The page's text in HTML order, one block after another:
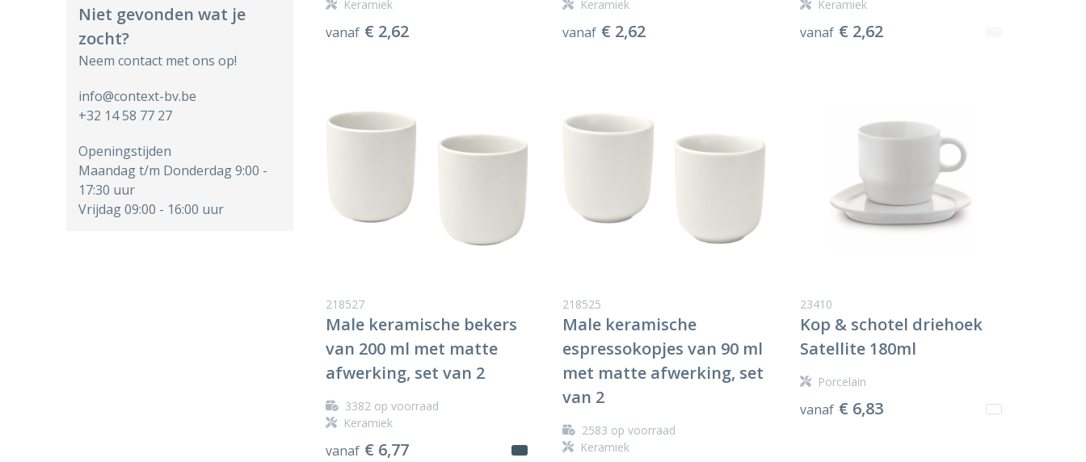
Niet gevonden wat je
zocht?
Neem contact met ons op!
info@context-bv.be
+32 14 58 77 27
Openingstijden
Maandag t/m Donderdag 9:00 -
17:30 uur
Vrijdag 09:00 - 16:00 uur
Keramiek
vanaf € 2,62
Keramiek
vanaf € 2,62
Keramiek
vanaf € 2,62
218527
Male keramische bekers
van 200 ml met matte
afwerking, set van 2
3382op voorraad
Keramiek
vanaf € 6,77
218525
Male keramische
espressokopjes van 90 ml
met matte afwerking, set
van 2
2583 op voorraad
Keramiek
23410
Kop & schotel driehoek
Satellite 180ml
Porcelain
vanaf € 6,83